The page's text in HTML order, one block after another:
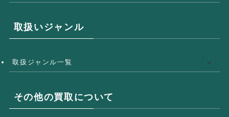
取扱いジャンル
取扱ジャンル一覧
その他の買取について